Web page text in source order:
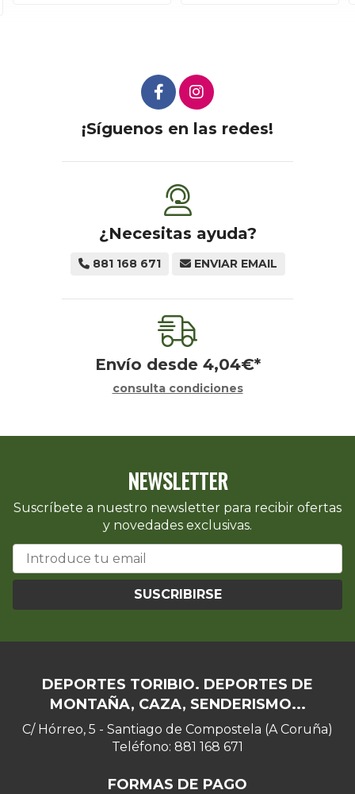
¡Síguenos en las redes!
¿Necesitas ayuda?
881 168 671 ENVIAR EMAIL
Envío desde 4,04€*
consulta condiciones
NEWSLETTER
Suscríbete a nuestro newsletter para recibir ofertas
y novedades exclusivas.
SUSCRIBIRSE
DEPORTES TORIBIO. DEPORTES DE
MONTAÑA, CAZA, SENDERISMO...
C/ Hórreo, 5 - Santiago de Compostela (A Coruña)
Teléfono: 881 168 671
FORMAS DE PAGO